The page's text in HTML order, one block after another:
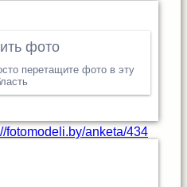
фото
перетащите фото в эту
fotomodeli.by/anketa/434